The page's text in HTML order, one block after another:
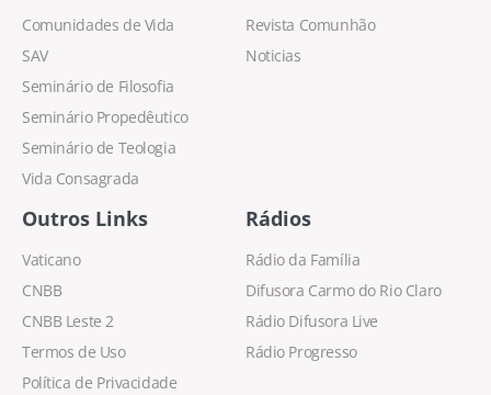
Comunidades de Vida
SAV
Seminário de Filosofia
Seminário Propedêutico
Seminário de Teologia
Vida Consagrada
Revista Comunhão
Noticias
Outros Links
Vaticano
CNBB
CNBB Leste 2
Termos de Uso
Política de Privacidade
Rádios
Rádio da Família
Difusora Carmo do Rio Claro
Rádio Difusora Live
Rádio Progresso